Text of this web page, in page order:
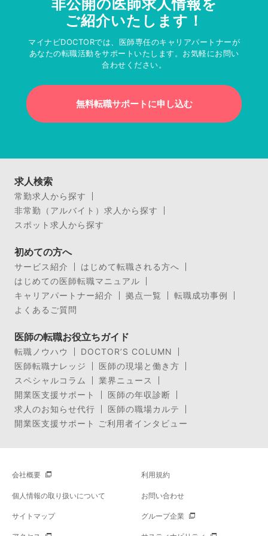
非公開の医師求人情報を
ご紹介いたします！
マイナビDOCTORでは、医師専任のキャリアパートナーが
あなたの転職活動をサポートいたします。お気軽にお問い
合わせください。
無料転職サポートに申し込む
求人検索
常勤求人から探す
非常勤（アルバイト）求人から探す
スポット求人から探す
初めての方へ
サービス紹介
はじめて転職される方へ
はじめての医師転職マニュアル
キャリアパートナー紹介
拠点一覧
転職成功事例
よくあるご質問
医師の転職お役立ちガイド
転職ノウハウ
DOCTOR’S COLUMN
医師転職ナレッジ
医師の現場と働き方
スペシャルコラム
業界ニュース
開業医支援サポート
医師の年収診断
求人のお知らせ代行
医師の職場カルテ
開業医支援サポート ご利用者インタビュー
会社概要 利用規約
個人情報の取り扱いについて お問い合わせ
サイトマップ グループ企業